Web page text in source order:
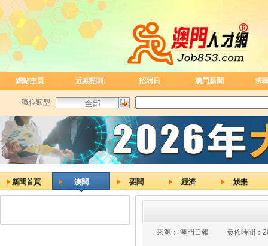
網站主頁 近期招聘 招聘日 澳門新聞 求
職位類型:
新聞首頁 澳聞 要聞 經濟 娛樂
來源： 澳門日報 發佈時間：